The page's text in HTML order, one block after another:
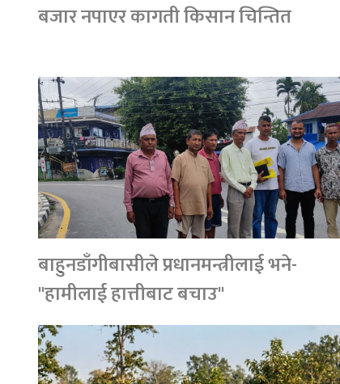
बजार नपाएर कागती किसान चिन्तित
बाहुनडाँगीबासीले प्रधानमन्त्रीलाई भने-
''हामीलाई हात्तीबाट बचाउ''